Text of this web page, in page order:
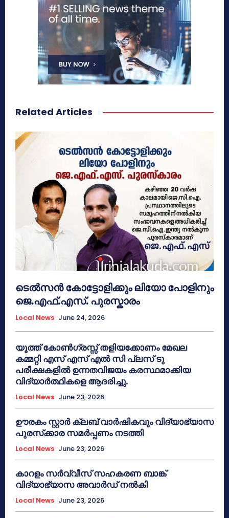
Related Articles
ടെൽസൻ കോട്ടോളിക്കും ലിയോ പോളിനും
ജെ.എഫ്.എസ്. പുരസ്കാരം
Local News June 24, 2026
യൂത്ത് കോൺഗ്രസ്സ് തളിയക്കോണം മേഖല
കമ്മറ്റി എസ് എസ് എൽ സി പ്ലസ് ടു
പരീക്ഷകളിൽ ഉന്നതവിജയം കരസ്ഥമാക്കിയ
വിദ്യാർത്ഥികളെ ആദരിച്ചു.
Local News June 23, 2026
ഊരകം സ്റ്റാർ ക്ലബ് വാർഷികവും വിദ്യാഭ്യാസ
പുരസ്‌ക്കാര സമർപ്പണം നടത്തി
Local News June 23, 2026
കാറളം സർവ്വീസ് സഹകരണ ബാങ്ക്
വിദ്യാഭ്യാസ അവാർഡ് നൽകി
Local News June 23, 2026